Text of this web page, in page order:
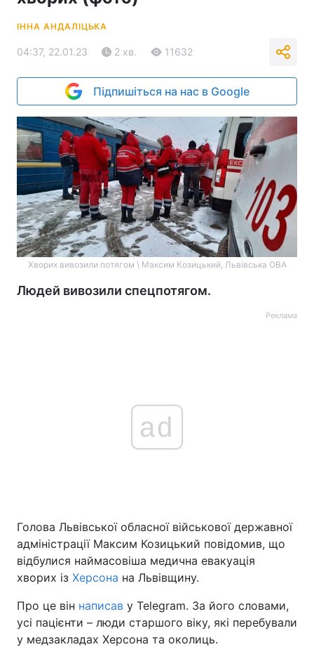
ІННА АНДАЛІЦЬКА
04:37, 22.01.23 2 хв. 11632
Підпишіться на нас в Google
Хворих вивозили потягом \ Максим Козицький, Львівська ОВА
Людей вивозили спецпотягом.
Реклама
ad
Голова Львівської обласної військової державної
адміністрації Максим Козицький повідомив, що
відбулися наймасовіша медична евакуація
хворих із Херсона на Львівщину.
Про це він написав у Telegram. За його словами,
усі пацієнти – люди старшого віку, які перебували
у медзакладах Херсона та околиць.